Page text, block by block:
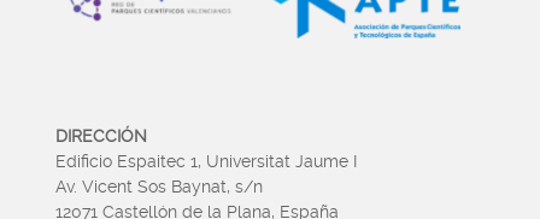
DIRECCIÓN
Edificio Espaitec 1, Universitat Jaume I
Av. Vicent Sos Baynat, s/n
12071 Castellón de la Plana, España